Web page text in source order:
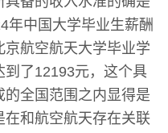
年中国大学毕业生薪酬
航空航天大学毕业学
了12193元，这个具
全国范围之内显得是
和航空航天存在关联